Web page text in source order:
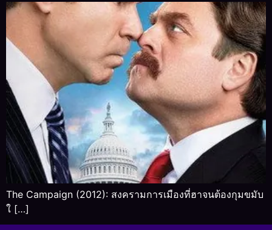
The Campaign (2012): สงครามการเมืองที่ฮาจนต้องกุมขมับ
ใ […]